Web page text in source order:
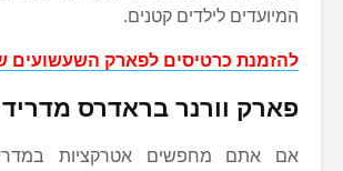
המיועדים לילדים קטנים.
להזמנת כרטיסים לפארק השעשועים
פארק וורנר בראדרס מדריד
אם אתם מחפשים אטרקציות